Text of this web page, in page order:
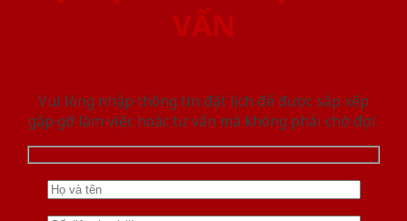
VẤN
Vui lòng nhập thông tin đặt lịch để được sắp xếp
gặp gỡ làm việc hoăc tư vấn mà không phải chờ đợi.